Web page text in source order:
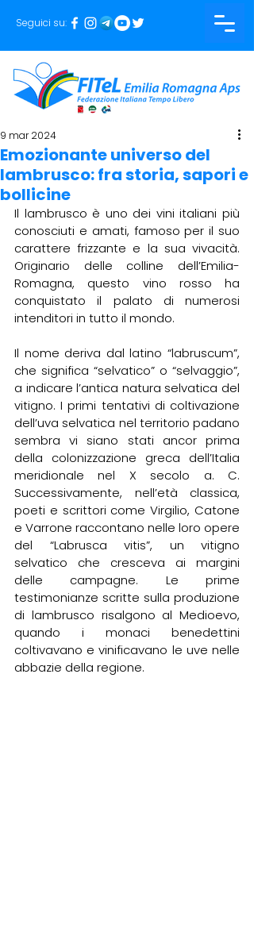
Seguici su:
Emozionante universo del
lambrusco: fra storia, sapori e
bollicine
9 mar 2024
Il lambrusco è uno dei vini italiani più
conosciuti e amati, famoso per il suo
carattere frizzante e la sua vivacità.
Originario delle colline dell’Emilia-
Romagna, questo vino rosso ha
conquistato il palato di numerosi
intenditori in tutto il mondo.
Il nome deriva dal latino “labruscum”,
che significa “selvatico” o “selvaggio”,
a indicare l’antica natura selvatica del
vitigno. I primi tentativi di coltivazione
dell’uva selvatica nel territorio padano
sembra vi siano stati ancor prima
della colonizzazione greca dell’Italia
meridionale nel X secolo a. C.
Successivamente, nell’età classica,
poeti e scrittori come Virgilio, Catone
e Varrone raccontano nelle loro opere
del “Labrusca vitis”, un vitigno
selvatico che cresceva ai margini
delle campagne. Le prime
testimonianze scritte sulla produzione
di lambrusco risalgono al Medioevo,
quando i monaci benedettini
coltivavano e vinificavano le uve nelle
abbazie della regione.